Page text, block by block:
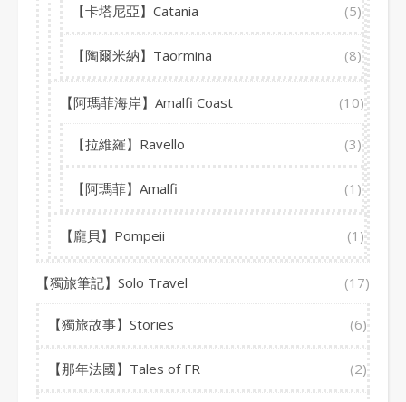
【卡塔尼亞】Catania (5)
【陶爾米納】Taormina (8)
【阿瑪菲海岸】Amalfi Coast (10)
【拉維羅】Ravello (3)
【阿瑪菲】Amalfi (1)
【龐貝】Pompeii (1)
【獨旅筆記】Solo Travel (17)
【獨旅故事】Stories (6)
【那年法國】Tales of FR (2)